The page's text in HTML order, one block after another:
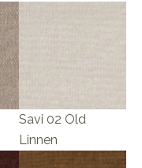
Savi 02 Old
Linnen